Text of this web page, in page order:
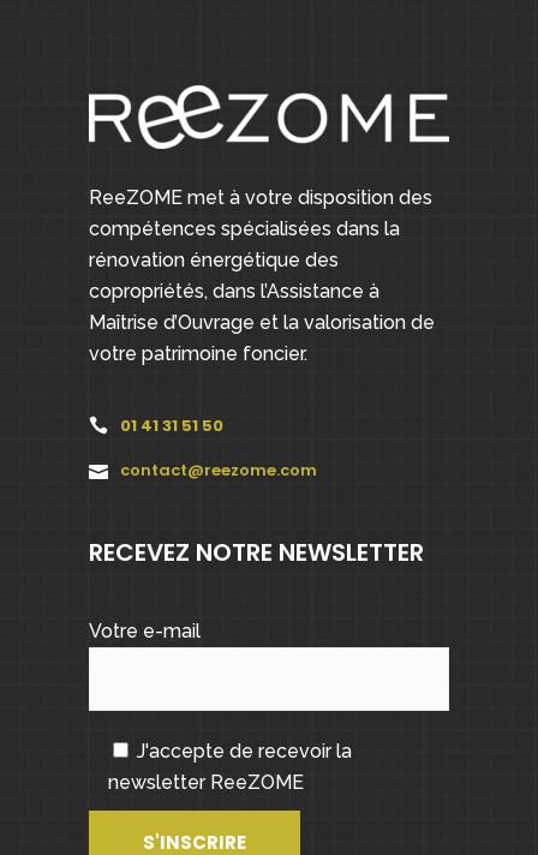
ReeZOME met à votre disposition des
compétences spécialisées dans la
rénovation énergétique des
copropriétés, dans l’Assistance à
Maîtrise d’Ouvrage et la valorisation de
votre patrimoine foncier.
01 41 31 51 50
contact@reezome.com
RECEVEZ NOTRE NEWSLETTER
Votre e-mail
J'accepte de recevoir la
newsletter ReeZOME